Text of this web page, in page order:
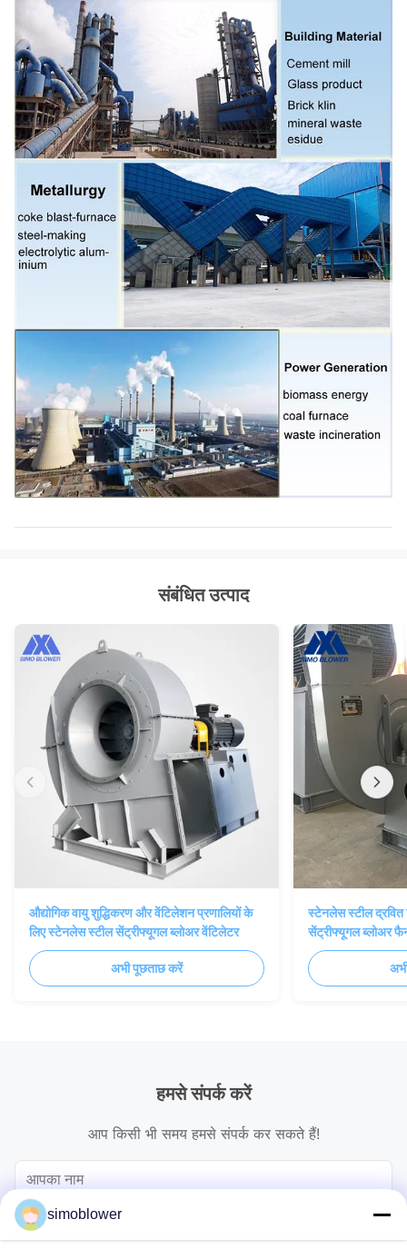
संबंधित उत्पाद
औद्योगिक वायु शुद्धिकरण और वेंटिलेशन प्रणालियों के
लिए स्टेनलेस स्टील सेंट्रीफ्यूगल ब्लोअर वेंटिलेटर
अभी पूछताछ करें
स्टेनलेस स्टील द्रवित
सेंट्रीफ्यूगल ब्लोअर
हमसे संपर्क करें
आप किसी भी समय हमसे संपर्क कर सकते हैं!
simoblower